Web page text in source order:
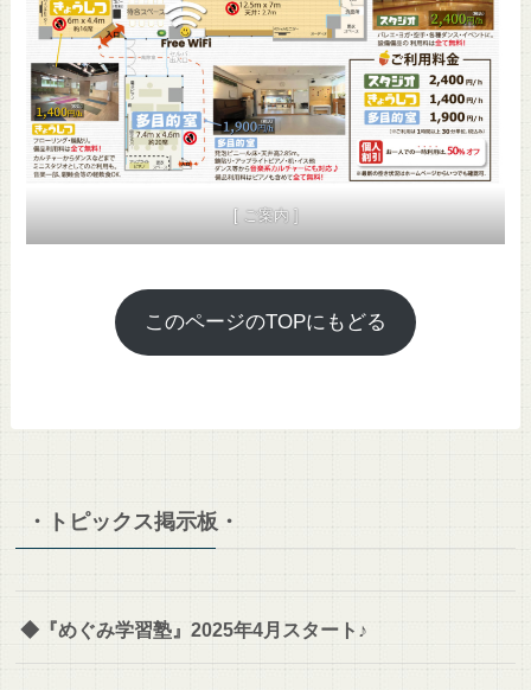
[ ご案内 ]
このページのTOPにもどる
・トピックス掲示板・
◆『めぐみ学習塾』2025年4月スタート♪